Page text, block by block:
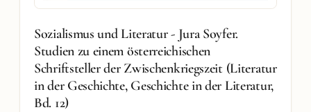
Sozialismus und Literatur - Jura Soyfer.
Studien zu einem österreichischen
Schriftsteller der Zwischenkriegszeit (Literatur
in der Geschichte, Geschichte in der Literatur,
Bd. 12)